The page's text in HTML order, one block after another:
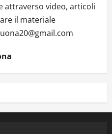
attraverso video, articoli
il materiale